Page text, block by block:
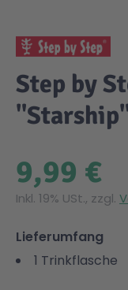
Step by
9,99 €
Inkl. 19% USt., zzgl.
Lieferumfang
1 Trinkflasche